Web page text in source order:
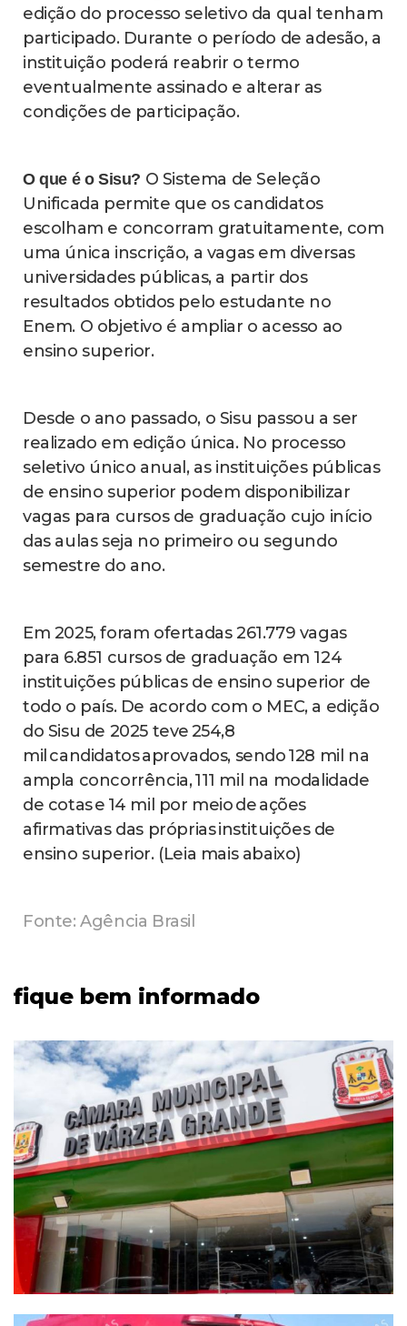
edição do processo seletivo da qual tenham
participado. Durante o período de adesão, a
instituição poderá reabrir o termo
eventualmente assinado e alterar as
condições de participação.
O que é o Sisu? O Sistema de Seleção
Unificada permite que os candidatos
escolham e concorram gratuitamente, com
uma única inscrição, a vagas em diversas
universidades públicas, a partir dos
resultados obtidos pelo estudante no
Enem. O objetivo é ampliar o acesso ao
ensino superior.
Desde o ano passado, o Sisu passou a ser
realizado em edição única. No processo
seletivo único anual, as instituições públicas
de ensino superior podem disponibilizar
vagas para cursos de graduação cujo início
das aulas seja no primeiro ou segundo
semestre do ano.
Em 2025, foram ofertadas 261.779 vagas
para 6.851 cursos de graduação em 124
instituições públicas de ensino superior de
todo o país. De acordo com o MEC, a edição
do Sisu de 2025 teve 254,8
mil candidatos aprovados, sendo 128 mil na
ampla concorrência, 111 mil na modalidade
de cotas e 14 mil por meio de ações
afirmativas das próprias instituições de
ensino superior. (Leia mais abaixo)
Fonte: Agência Brasil
fique bem informado